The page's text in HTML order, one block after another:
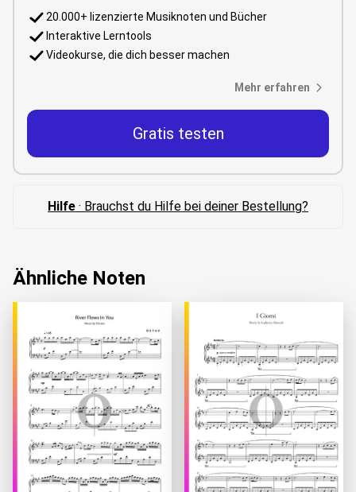
20.000+ lizenzierte Musiknoten und Bücher
Interaktive Lerntools
Videokurse, die dich besser machen
Mehr erfahren
Gratis testen
Hilfe · Brauchst du Hilfe bei deiner Bestellung?
Ähnliche Noten